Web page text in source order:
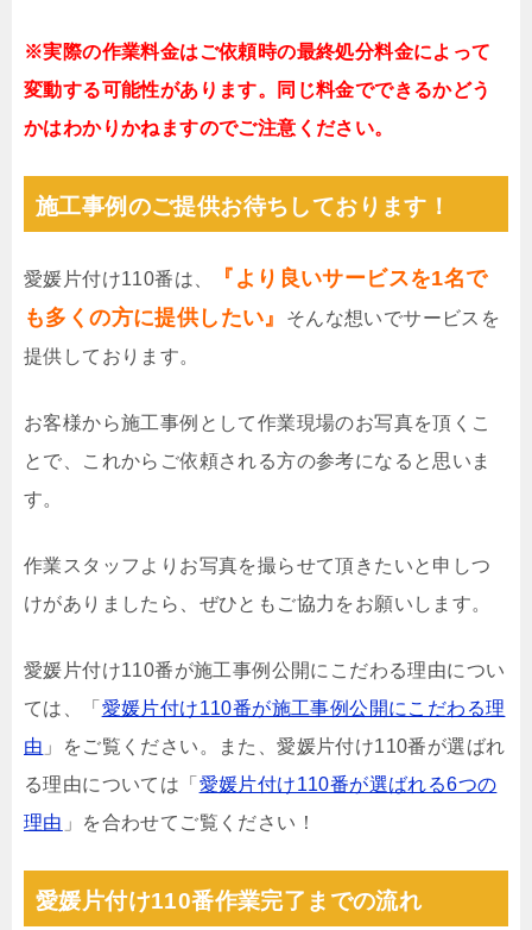
※実際の作業料金はご依頼時の最終処分料金によって
変動する可能性があります。同じ料金でできるかどう
かはわかりかねますのでご注意ください。
施工事例のご提供お待ちしております！
愛媛片付け110番は、
『より良いサービスを1名で
も多くの方に提供したい』
そんな想いでサービスを
提供しております。
お客様から施工事例として作業現場のお写真を頂くこ
とで、これからご依頼される方の参考になると思いま
す。
作業スタッフよりお写真を撮らせて頂きたいと申しつ
けがありましたら、ぜひともご協力をお願いします。
愛媛片付け110番が施工事例公開にこだわる理由につい
ては、「 愛媛片付け110番が施工事例公開にこだわる理
由 」をご覧ください。また、愛媛片付け110番が選ばれ
る理由については「 愛媛片付け110番が選ばれる6つの
理由 」を合わせてご覧ください！
愛媛片付け110番作業完了までの流れ